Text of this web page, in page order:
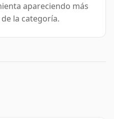
apareciendo más
la categoría.